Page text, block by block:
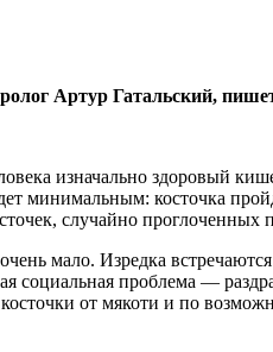
Артур Гатальский,
изначально здоровый
минимальным: косточка
случайно проглоченных
мало. Изредка встречаются
социальная проблема —
от мякоти и по